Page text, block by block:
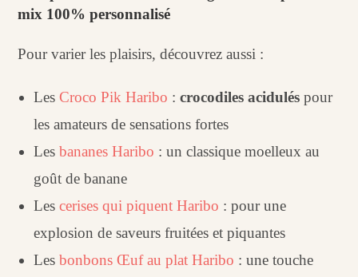
mix 100% personnalisé
Pour varier les plaisirs, découvrez aussi :
LesCroco Pik Haribo :crocodiles acidulés pour
les amateurs de sensations fortes
Lesbananes Haribo : un classique moelleux au
goût de banane
Lescerises qui piquent Haribo : pour une
explosion de saveurs fruitées et piquantes
Lesbonbons Œuf au plat Haribo : une touche